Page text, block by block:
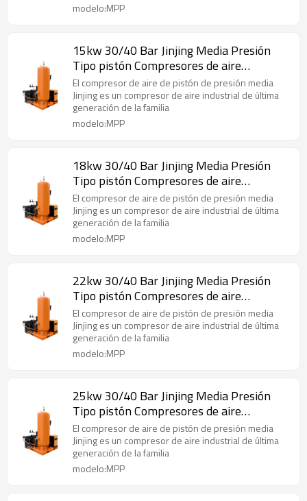
modelo:MPP
15kw 30/40 Bar Jinjing Media Presión
Tipo pistón Compresores de aire
alternativos
El compresor de aire de pistón de presión media
Jinjing es un compresor de aire industrial de última
generación de la familia
modelo:MPP
18kw 30/40 Bar Jinjing Media Presión
Tipo pistón Compresores de aire
alternativos
El compresor de aire de pistón de presión media
Jinjing es un compresor de aire industrial de última
generación de la familia
modelo:MPP
22kw 30/40 Bar Jinjing Media Presión
Tipo pistón Compresores de aire
alternativos
El compresor de aire de pistón de presión media
Jinjing es un compresor de aire industrial de última
generación de la familia
modelo:MPP
25kw 30/40 Bar Jinjing Media Presión
Tipo pistón Compresores de aire
alternativos
El compresor de aire de pistón de presión media
Jinjing es un compresor de aire industrial de última
generación de la familia
modelo:MPP